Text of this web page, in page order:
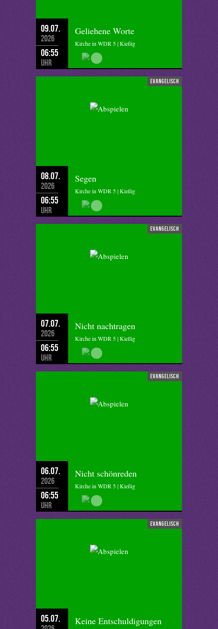
09.07.
2026
06:55
Uhr
Geliehene Worte
Kirche in WDR 5 | Kießig
evangelisch
08.07.
2026
06:55
Uhr
Segen
Kirche in WDR 5 | Kießig
evangelisch
07.07.
2026
06:55
Uhr
Nicht nachtragen
Kirche in WDR 5 | Kießig
evangelisch
06.07.
2026
06:55
Uhr
Nicht schönreden
Kirche in WDR 5 | Kießig
evangelisch
05.07. Keine Entschuldigungen